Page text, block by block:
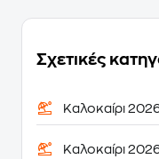
Σχετικές
Καλοκαίρι
Καλοκαίρι